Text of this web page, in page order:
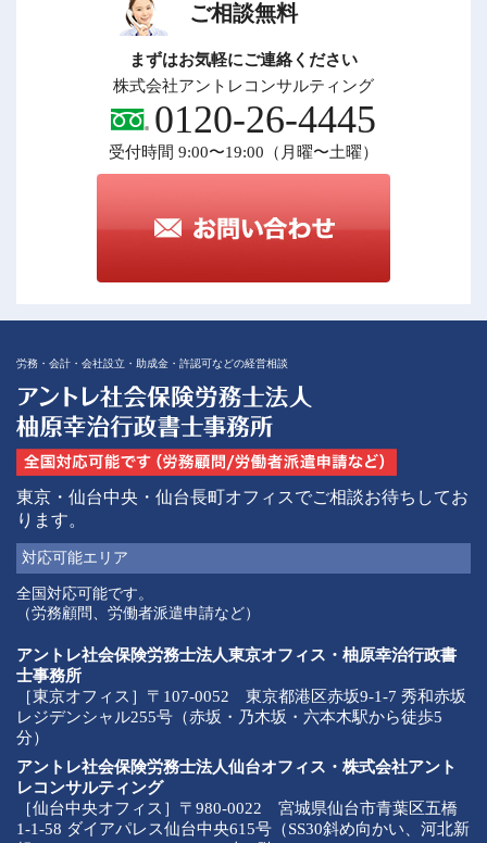
ご相談無料
まずはお気軽にご連絡ください
株式会社アントレコンサルティング
0120-26-4445
受付時間 9:00〜19:00（月曜〜土曜）
労務・会計・会社設立・助成金・許認可などの経営相談
東京・仙台中央・仙台長町オフィスでご相談お待ちしてお
ります。
対応可能エリア
全国対応可能です。
（労務顧問、労働者派遣申請など）
アントレ社会保険労務士法人東京オフィス・柚原幸治行政書
士事務所
［東京オフィス］〒107-0052 東京都港区赤坂9-1-7 秀和赤坂
レジデンシャル255号（赤坂・乃木坂・六本木駅から徒歩5
分）
アントレ社会保険労務士法人仙台オフィス・株式会社アント
レコンサルティング
［仙台中央オフィス］〒980-0022 宮城県仙台市青葉区五橋
1-1-58 ダイアパレス仙台中央615号（SS30斜め向かい、河北新